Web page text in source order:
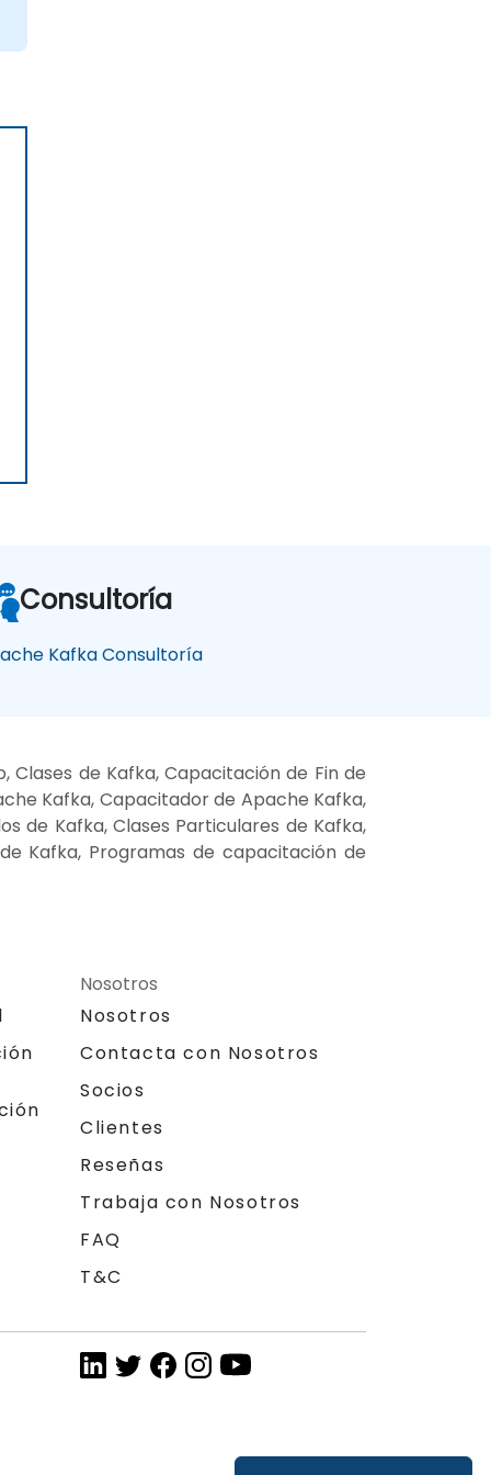
Consultoría
Kafka Consultoría
de Kafka, Capacitación de Fin de
Kafka, Capacitador de Apache Kafka,
de Kafka, Clases Particulares de Kafka,
Kafka, Programas de capacitación de
Nosotros
Nosotros
Contacta con Nosotros
Socios
Clientes
Reseñas
Trabaja con Nosotros
FAQ
T&C